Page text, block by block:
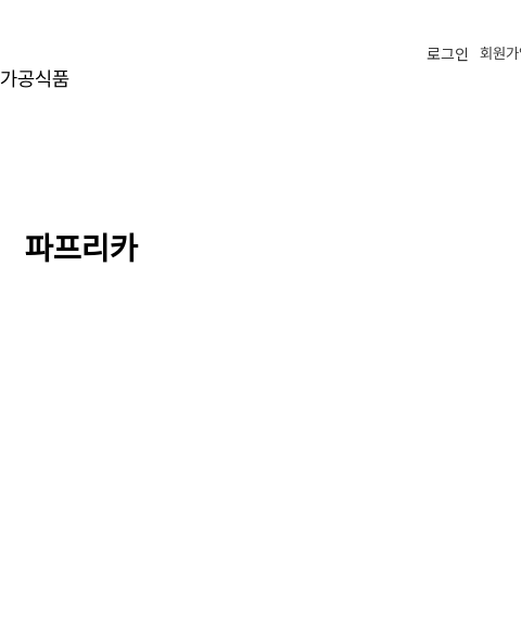
가공식품
로그인 회원가
파프리카